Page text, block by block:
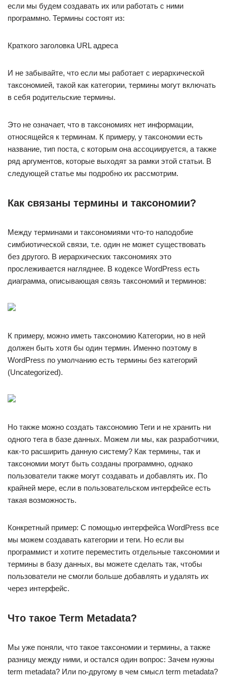
если мы будем создавать их или работать с ними
программно. Термины состоят из:
Краткого заголовка URL адреса
И не забывайте, что если мы работает с иерархической
таксономией, такой как категории, термины могут включать
в себя родительские термины.
Это не означает, что в таксономиях нет информации,
относящейся к терминам. К примеру, у таксономии есть
название, тип поста, с которым она ассоциируется, а также
ряд аргументов, которые выходят за рамки этой статьи. В
следующей статье мы подробно их рассмотрим.
Как связаны термины и таксономии?
Между терминами и таксономиями что-то наподобие
симбиотической связи, т.е. один не может существовать
без другого. В иерархических таксономиях это
прослеживается нагляднее. В кодексе WordPress есть
диаграмма, описывающая связь таксономий и терминов:
К примеру, можно иметь таксономию Категории, но в ней
должен быть хотя бы один термин. Именно поэтому в
WordPress по умолчанию есть термины без категорий
(Uncategorized).
Но также можно создать таксономию Теги и не хранить ни
одного тега в базе данных. Можем ли мы, как разработчики,
как-то расширить данную систему? Как термины, так и
таксономии могут быть созданы программно, однако
пользователи также могут создавать и добавлять их. По
крайней мере, если в пользовательском интерфейсе есть
такая возможность.
Конкретный пример: С помощью интерфейса WordPress все
мы можем создавать категории и теги. Но если вы
программист и хотите переместить отдельные таксономии и
термины в базу данных, вы можете сделать так, чтобы
пользователи не смогли больше добавлять и удалять их
через интерфейс.
Что такое Term Metadata?
Мы уже поняли, что такое таксономии и термины, а также
разницу между ними, и остался один вопрос: Зачем нужны
term metadata? Или по-другому в чем смысл term metadata?